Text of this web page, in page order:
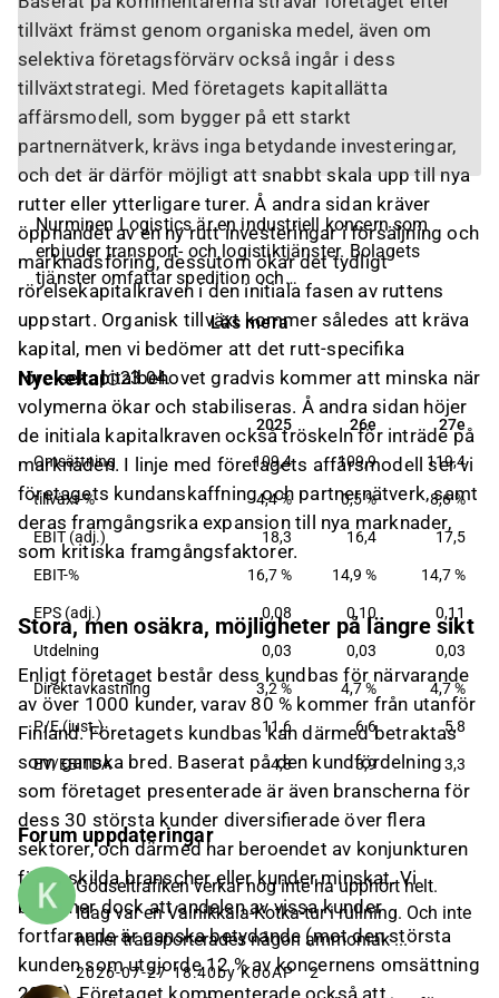
tillväxt främst genom organiska medel, även om
selektiva företagsförvärv också ingår i dess
tillväxtstrategi. Med företagets kapitallätta
affärsmodell, som bygger på ett starkt
partnernätverk, krävs inga betydande investeringar,
och det är därför möjligt att snabbt skala upp till nya
rutter eller ytterligare turer. Å andra sidan kräver
öppnandet av en ny rutt investeringar i försäljning och
marknadsföring, dessutom ökar det tydligt
rörelsekapitalkraven i den initiala fasen av ruttens
uppstart. Organisk tillväxt kommer således att kräva
kapital, men vi bedömer att det rutt-specifika
rörelsekapitalbehovet gradvis kommer att minska när
volymerna ökar och stabiliseras. Å andra sidan höjer
de initiala kapitalkraven också tröskeln för inträde på
marknaden. I linje med företagets affärsmodell ser vi
företagets kundanskaffning och partnernätverk, samt
deras framgångsrika expansion till nya marknader,
som kritiska framgångsfaktorer.
Stora, men osäkra, möjligheter på längre sikt
Enligt företaget består dess kundbas för närvarande
av över 1000 kunder, varav 80 % kommer från utanför
Finland. Företagets kundbas kan därmed betraktas
som ganska bred. Baserat på den kundfördelning
som företaget presenterade är även branscherna för
dess 30 största kunder diversifierade över flera
sektorer, och därmed har beroendet av konjunkturen
för enskilda branscher eller kunder minskat. Vi
bedömer dock att andelen av vissa kunder
fortfarande är ganska betydande (mot den största
kunden som utgjorde 12 % av koncernens omsättning
2025). Företaget kommenterade också att
Nurminen Logistics är en industriell koncern som
erbjuder transport- och logistiktjänster. Bolagets
tjänster omfattar spedition och
frakthanteringstjänster via järnvägstransport, där
störst marknad återfinns på den nordiska- samt
baltiska marknaden. I övrigt erbjuds anpassade
tjänster för diverse projekt, samt tillgången till
terminalservice. Bolaget grundades år 1886 och har
sitt huvudkontor i Helsingfors.
Läs mera
Nyckeltal 23.04.
2025 26e 27e
2025 26e 27e
Omsättning 109,4 109,9 119,4
tillväxt-% 4,4 % 0,5 % 8,6 %
EBIT (adj.) 18,3 16,4 17,5
EBIT-% 16,7 % 14,9 % 14,7 %
EPS (adj.) 0,08 0,10 0,11
Utdelning 0,03 0,03 0,03
Direktavkastning 3,2 % 4,7 % 4,7 %
P/E (just.) 11,6 6,6 5,8
EV/EBITDA 4,8 3,9 3,3
Forum uppdateringar
Gödseltrafiken verkar nog inte ha upphört helt.
Idag var en Vainikkala-Kotka-tur i rullning. Och inte
heller transporterades någon ammoniak ...
2026-07-27 18:40 by KooAP 2